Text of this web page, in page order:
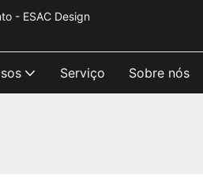
- ESAC Design
Serviço Sobre nós